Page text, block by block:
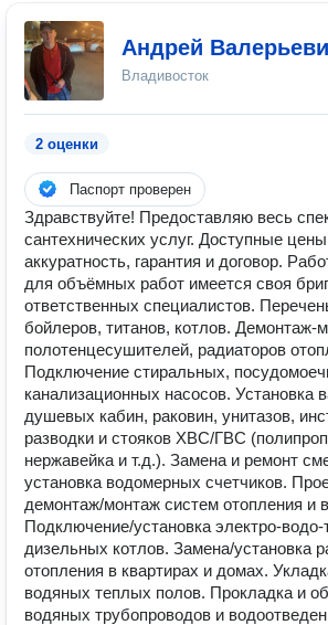
Андрей
Владивосток
2 оценки
Паспорт проверен
Здравствуйте! Предоставляю весь
сантехнических услуг. Доступные
аккуратность, гарантия и договор.
для объёмных работ имеется своя
ответственных специалистов.
бойлеров, титанов, котлов. Демонтаж-
полотенцесушителей, радиаторов
Подключение стиральных,
канализационных насосов. Установка
душевых кабин, раковин, унитазов,
разводки и стояков ХВС/ГВС
нержавейка и т.д.). Замена и ремонт
установка водомерных счетчиков.
демонтаж/монтаж систем отопления и
Подключение/установка электро-
дизельных котлов. Замена/установка
отопления в квартирах и домах.
водяных теплых полов. Прокладка и
водяных трубопроводов и